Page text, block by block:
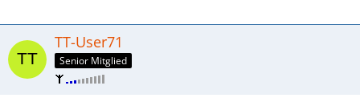
TT-User71
Senior Mitglied